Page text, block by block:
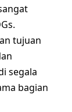
tujuan
segala
bagian